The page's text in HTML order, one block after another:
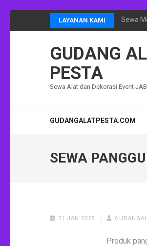
LAYANAN KAMI Sewa
GUDANG
PESTA
Sewa Alat dan Dekorasi Event
GUDANGALATPESTA.COM
SEWA
31 JAN 2025
Produk